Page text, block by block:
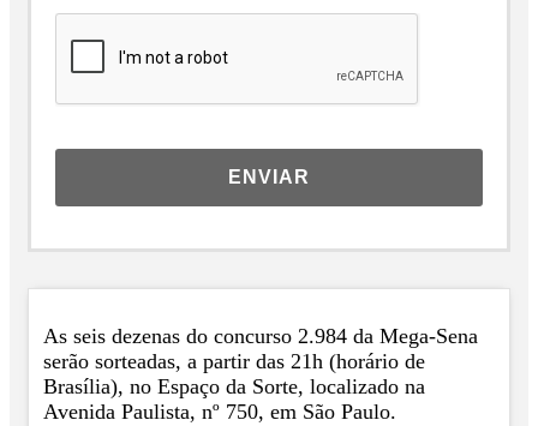
ENVIAR
As seis dezenas do concurso 2.984 da Mega-Sena
serão sorteadas, a partir das 21h (horário de
Brasília), no Espaço da Sorte, localizado na
Avenida Paulista, nº 750, em São Paulo.